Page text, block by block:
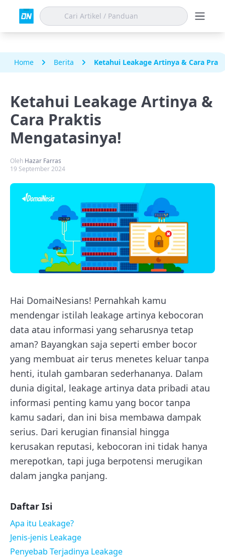
Home Berita Ketahui Leakage Artinya & Cara
Ketahui Leakage Artinya &
Cara Praktis
Mengatasinya!
Oleh Hazar Farras
19 September 2024
Hai DomaiNesians! Pernahkah kamu
mendengar istilah leakage artinya kebocoran
data atau informasi yang seharusnya tetap
aman? Bayangkan saja seperti ember bocor
yang membuat air terus menetes keluar tanpa
henti, itulah gambaran sederhananya. Dalam
dunia digital, leakage artinya data pribadi atau
informasi penting kamu yang bocor tanpa
kamu sadari, dan ini bisa membawa dampak
serius. Dari kerugian finansial hingga
kerusakan reputasi, kebocoran ini tidak hanya
merepotkan, tapi juga berpotensi merugikan
dalam jangka panjang.
Daftar Isi
Apa itu Leakage?
Jenis-jenis Leakage
Penyebab Terjadinya Leakage